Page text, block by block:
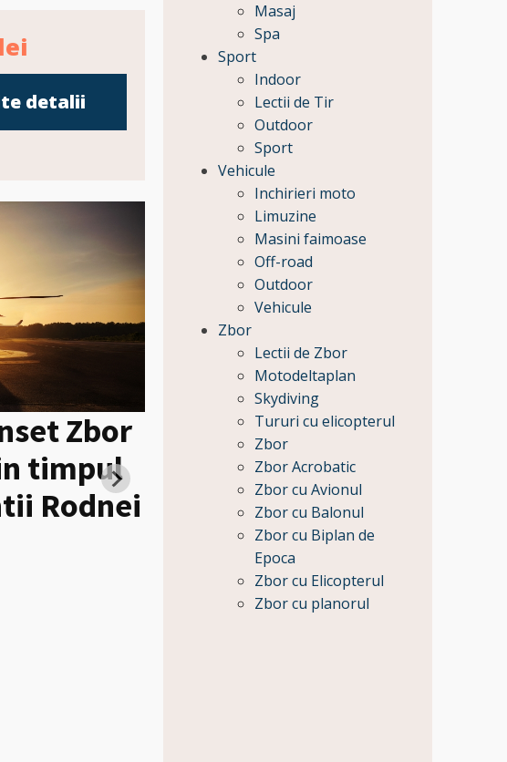
lei
detalii
Zbor
timpul
Rodnei
Heli tur de lux la
Bran si Survolarea
Castelului Peles
Masaj
Spa
Sport
Indoor
Lectii de Tir
Outdoor
Sport
Vehicule
Inchirieri moto
Limuzine
Masini faimoase
Off-road
Outdoor
Vehicule
Zbor
Lectii de Zbor
Motodeltaplan
Skydiving
Tururi cu elicopterul
Zbor
Zbor Acrobatic
Zbor cu Avionul
Zbor cu Balonul
Zbor cu Biplan de
Epoca
Zbor cu Elicopterul
Zbor cu planorul